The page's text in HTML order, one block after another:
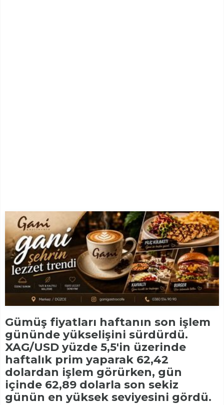
Gümüş fiyatları haftanın son işlem
gününde yükselişini sürdürdü.
XAG/USD yüzde 5,5'in üzerinde
haftalık prim yaparak 62,42
dolardan işlem görürken, gün
içinde 62,89 dolarla son sekiz
günün en yüksek seviyesini gördü.